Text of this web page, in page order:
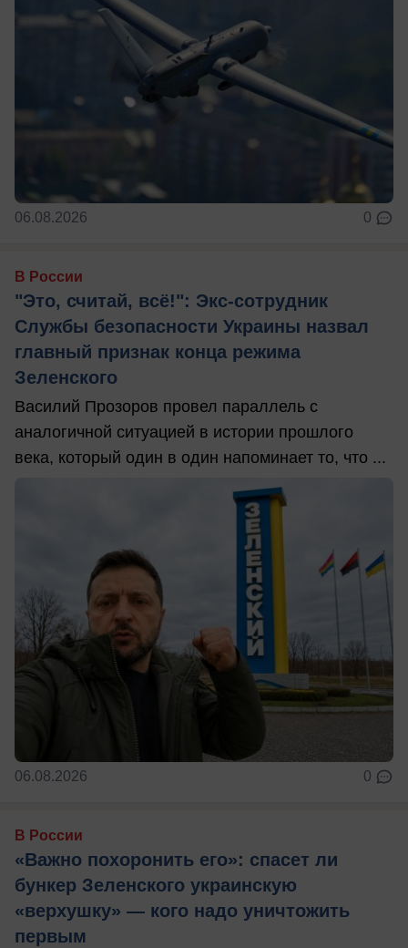
06.08.2026 0
В России
"Это, считай, всё!": Экс-сотрудник
Службы безопасности Украины назвал
главный признак конца режима
Зеленского
Василий Прозоров провел параллель с
аналогичной ситуацией в истории прошлого
века, который один в один напоминает то, что ...
06.08.2026 0
В России
«Важно похоронить его»: спасет ли
бункер Зеленского украинскую
«верхушку» — кого надо уничтожить
первым